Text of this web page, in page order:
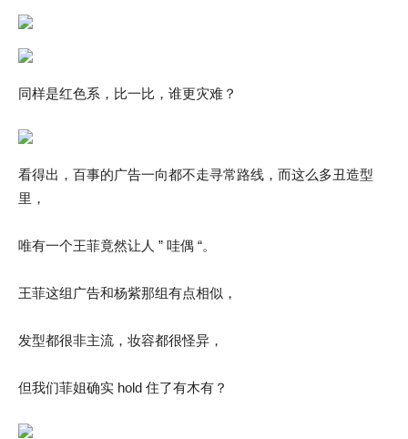
同样是红色系，比一比，谁更灾难？
看得出，百事的广告一向都不走寻常路线，而这么多丑造型
里，
唯有一个王菲竟然让人 ” 哇偶 “。
王菲这组广告和杨紫那组有点相似，
发型都很非主流，妆容都很怪异，
但我们菲姐确实 hold 住了有木有？